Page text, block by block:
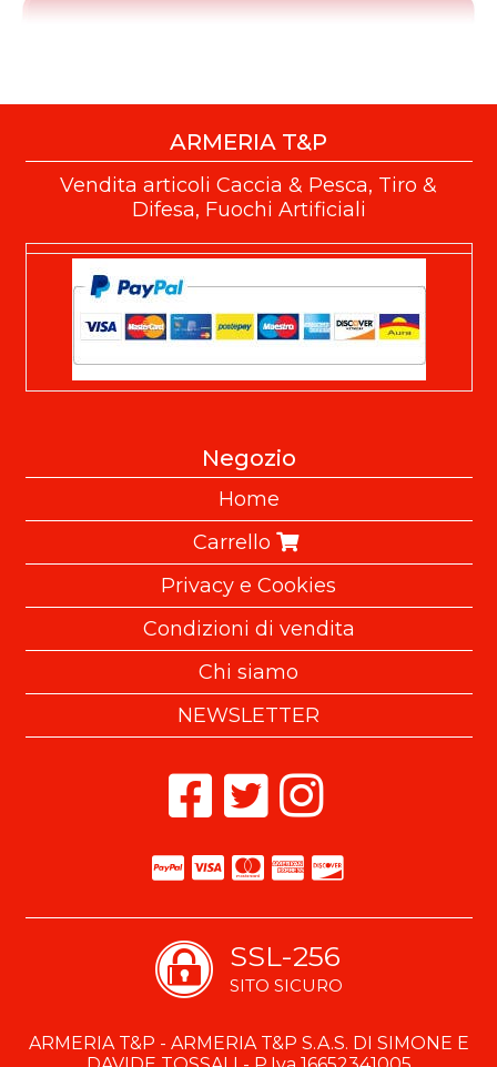
ARMERIA T&P
Vendita articoli Caccia & Pesca, Tiro &
Difesa, Fuochi Artificiali
Negozio
Home
Carrello
Privacy e Cookies
Condizioni di vendita
Chi siamo
NEWSLETTER
SSL-256
SITO SICURO
ARMERIA T&P - ARMERIA T&P S.A.S. DI SIMONE E